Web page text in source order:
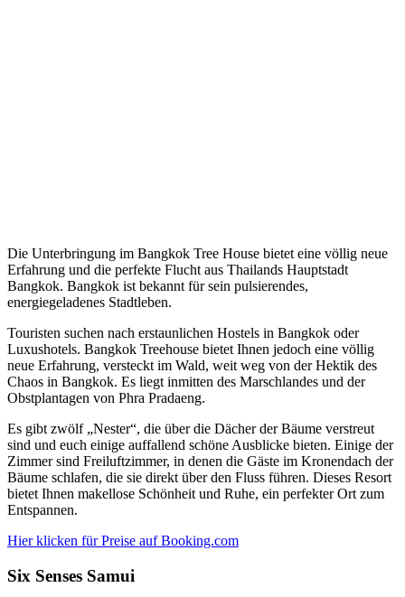
Die Unterbringung im Bangkok Tree House bietet eine völlig neue
Erfahrung und die perfekte Flucht aus Thailands Hauptstadt
Bangkok. Bangkok ist bekannt für sein pulsierendes,
energiegeladenes Stadtleben.
Touristen suchen nach erstaunlichen Hostels in Bangkok oder
Luxushotels. Bangkok Treehouse bietet Ihnen jedoch eine völlig
neue Erfahrung, versteckt im Wald, weit weg von der Hektik des
Chaos in Bangkok. Es liegt inmitten des Marschlandes und der
Obstplantagen von Phra Pradaeng.
Es gibt zwölf „Nester“, die über die Dächer der Bäume verstreut
sind und euch einige auffallend schöne Ausblicke bieten. Einige der
Zimmer sind Freiluftzimmer, in denen die Gäste im Kronendach der
Bäume schlafen, die sie direkt über den Fluss führen. Dieses Resort
bietet Ihnen makellose Schönheit und Ruhe, ein perfekter Ort zum
Entspannen.
Hier klicken für Preise auf Booking.com
Six Senses Samui